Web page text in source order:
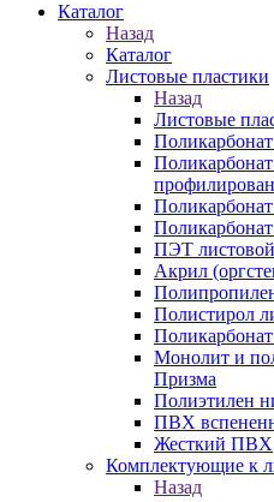
Каталог
Назад
Каталог
Листовые пластики
Назад
Листовые
ПЭТ листовой
Акрил
Полистирол
Монолит и
Призма
Полиэтилен
ПВХ
Жесткий ПВХ
Комплектующие к
Назад